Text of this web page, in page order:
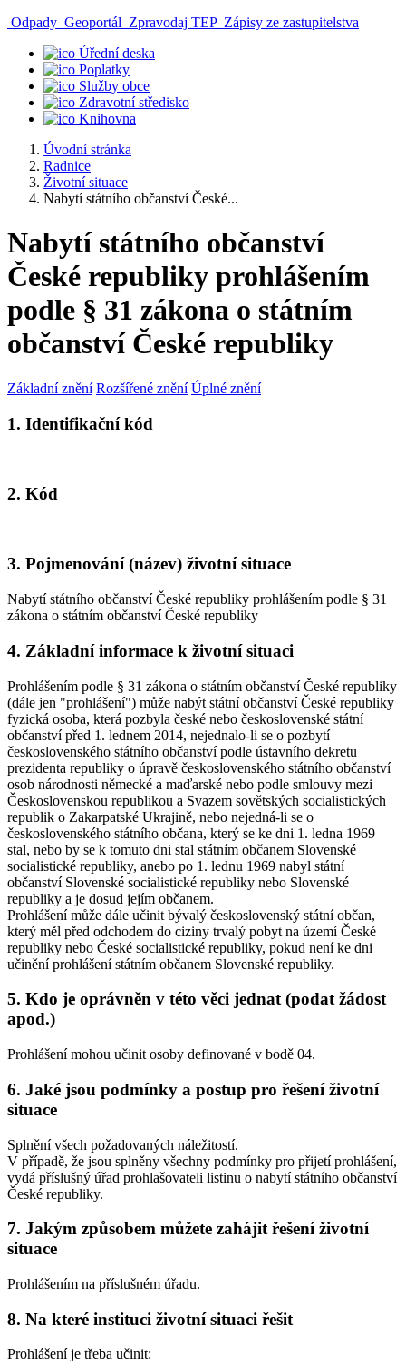
Odpady Geoportál Zpravodaj TEP Zápisy ze zastupitelstva
Úřední deska
Poplatky
Služby obce
Zdravotní středisko
Knihovna
Úvodní stránka
Radnice
Životní situace
Nabytí státního občanství České...
Nabytí státního občanství
České republiky prohlášením
podle § 31 zákona o státním
občanství České republiky
Základní znění Rozšířené znění Úplné znění
1. Identifikační kód
2. Kód
3. Pojmenování (název) životní situace
Nabytí státního občanství České republiky prohlášením podle § 31
zákona o státním občanství České republiky
4. Základní informace k životní situaci
Prohlášením podle § 31 zákona o státním občanství České republiky
(dále jen "prohlášení") může nabýt státní občanství České republiky
fyzická osoba, která pozbyla české nebo československé státní
občanství před 1. lednem 2014, nejednalo-li se o pozbytí
československého státního občanství podle ústavního dekretu
prezidenta republiky o úpravě československého státního občanství
osob národnosti německé a maďarské nebo podle smlouvy mezi
Československou republikou a Svazem sovětských socialistických
republik o Zakarpatské Ukrajině, nebo nejedná-li se o
československého státního občana, který se ke dni 1. ledna 1969
stal, nebo by se k tomuto dni stal státním občanem Slovenské
socialistické republiky, anebo po 1. lednu 1969 nabyl státní
občanství Slovenské socialistické republiky nebo Slovenské
republiky a je dosud jejím občanem.
Prohlášení může dále učinit bývalý československý státní občan,
který měl před odchodem do ciziny trvalý pobyt na území České
republiky nebo České socialistické republiky, pokud není ke dni
učinění prohlášení státním občanem Slovenské republiky.
5. Kdo je oprávněn v této věci jednat (podat žádost
apod.)
Prohlášení mohou učinit osoby definované v bodě 04.
6. Jaké jsou podmínky a postup pro řešení životní
situace
Splnění všech požadovaných náležitostí.
V případě, že jsou splněny všechny podmínky pro přijetí prohlášení,
vydá příslušný úřad prohlašovateli listinu o nabytí státního občanství
České republiky.
7. Jakým způsobem můžete zahájit řešení životní
situace
Prohlášením na příslušném úřadu.
8. Na které instituci životní situaci řešit
Prohlášení je třeba učinit: